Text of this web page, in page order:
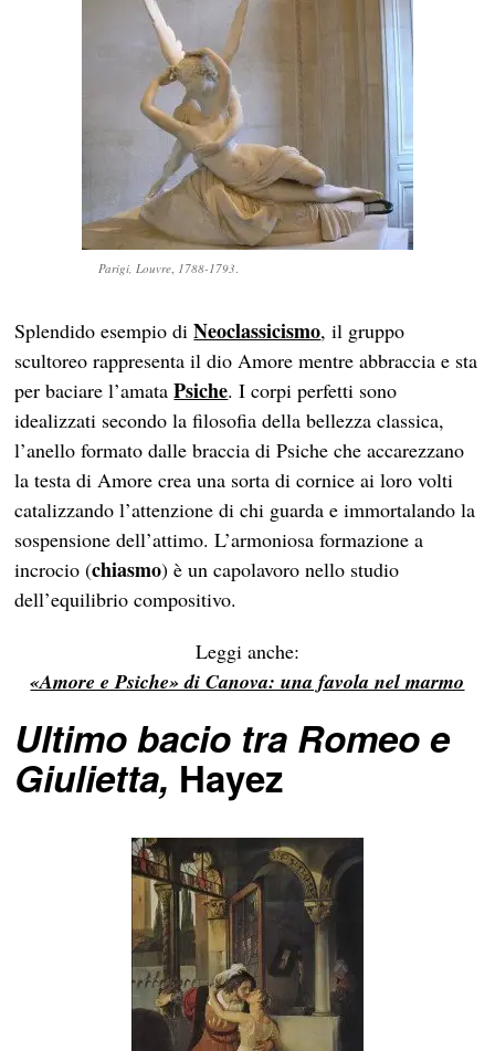
Parigi, Louvre, 1788-1793.
Splendido esempio diNeoclassicismo, il gruppo
scultoreo rappresenta il dio Amore mentre abbraccia e sta
per baciare l’amataPsiche. I corpi perfetti sono
idealizzati secondo la filosofia della bellezza classica,
l’anello formato dalle braccia di Psiche che accarezzano
la testa di Amore crea una sorta di cornice ai loro volti
catalizzando l’attenzione di chi guarda e immortalando la
sospensione dell’attimo. L’armoniosa formazione a
incrocio (chiasmo) è un capolavoro nello studio
dell’equilibrio compositivo.
Leggi anche:
«Amore e Psiche» di Canova: una favola nel marmo
Ultimo bacio tra Romeo e
Giulietta, Hayez